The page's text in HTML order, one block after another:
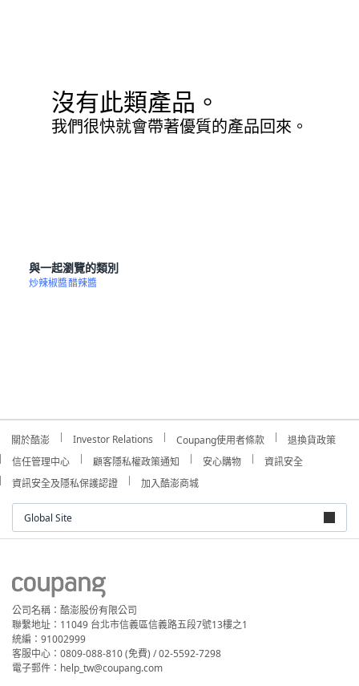
沒有此類產品。
我們很快就會帶著優質的產品回來。
與一起瀏覽的類別
炒辣椒醬醋辣醬
關於酷澎 Investor Relations Coupang使用者條款
退換貨政策
信任管理中心
顧客隱私權政策通知 安心購物
資訊安全
資訊安全及隱私保護認證
加入酷澎商城
Global Site
公司名稱：酷澎股份有限公司
聯繫地址：11049 台北市信義區信義路五段7號13樓之1
統編：91002999
客服中心：0809-088-810 (免費) / 02-5592-7298
電子郵件：help_tw@coupang.com